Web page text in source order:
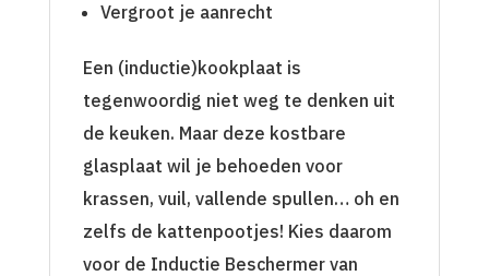
Vergroot je aanrecht
Een (inductie)kookplaat is
tegenwoordig niet weg te denken uit
de keuken. Maar deze kostbare
glasplaat wil je behoeden voor
krassen, vuil, vallende spullen… oh en
zelfs de kattenpootjes! Kies daarom
voor de Inductie Beschermer van